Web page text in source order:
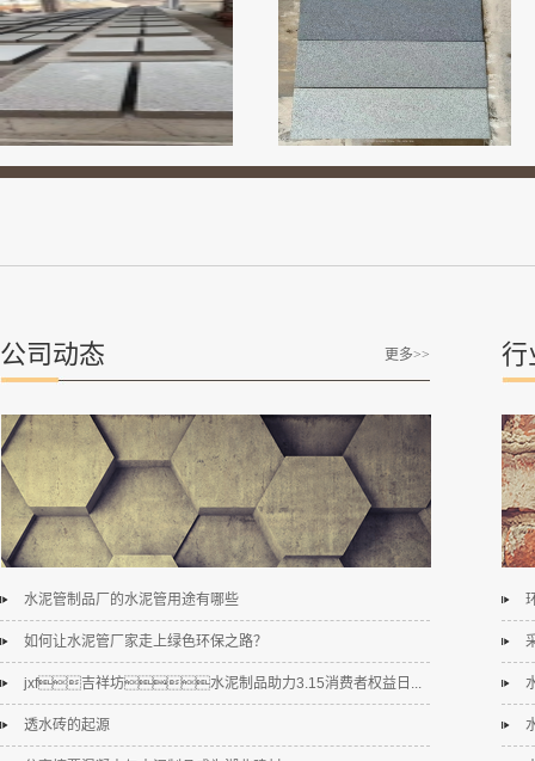
公司动态 更多>>
水泥管制品厂的水泥管用途有哪些
如何让水泥管厂家走上绿色环保之路？
jxf吉祥坊水泥制品助力3.15消费者权益日...
透水砖的起源
行